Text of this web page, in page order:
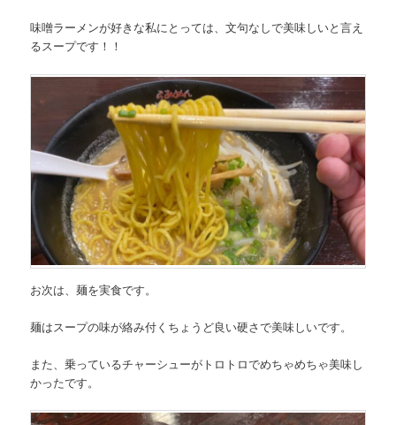
味噌ラーメンが好きな私にとっては、文句なしで美味しいと言え
るスープです！！
お次は、麺を実食です。
麺はスープの味が絡み付くちょうど良い硬さで美味しいです。
また、乗っているチャーシューがトロトロでめちゃめちゃ美味し
かったです。